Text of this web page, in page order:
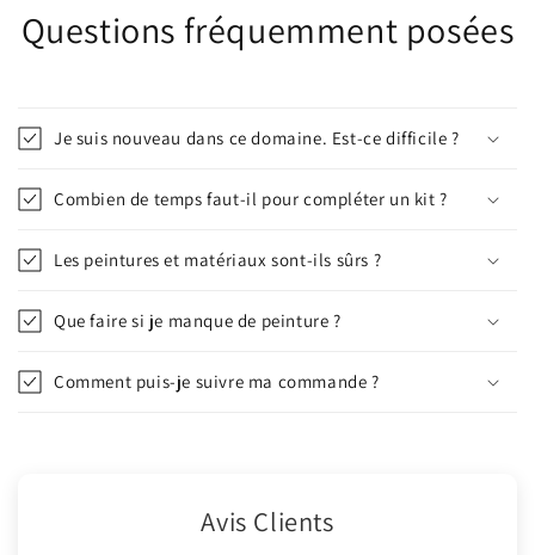
Questions fréquemment posées
Je suis nouveau dans ce domaine. Est-ce difficile ?
Combien de temps faut-il pour compléter un kit ?
Les peintures et matériaux sont-ils sûrs ?
Que faire si je manque de peinture ?
Comment puis-je suivre ma commande ?
Avis Clients